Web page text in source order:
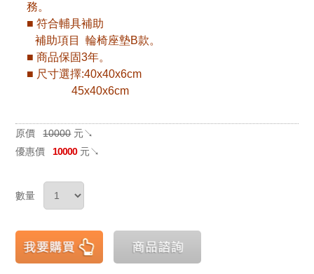
務。
■ 符合輔具補助
補助項目
輪椅座墊B款。
■ 商品保固3年。
■ 尺寸選擇:40x40x6cm
45x40x6cm
原價 10000元↘
優惠價
10000元↘
數量